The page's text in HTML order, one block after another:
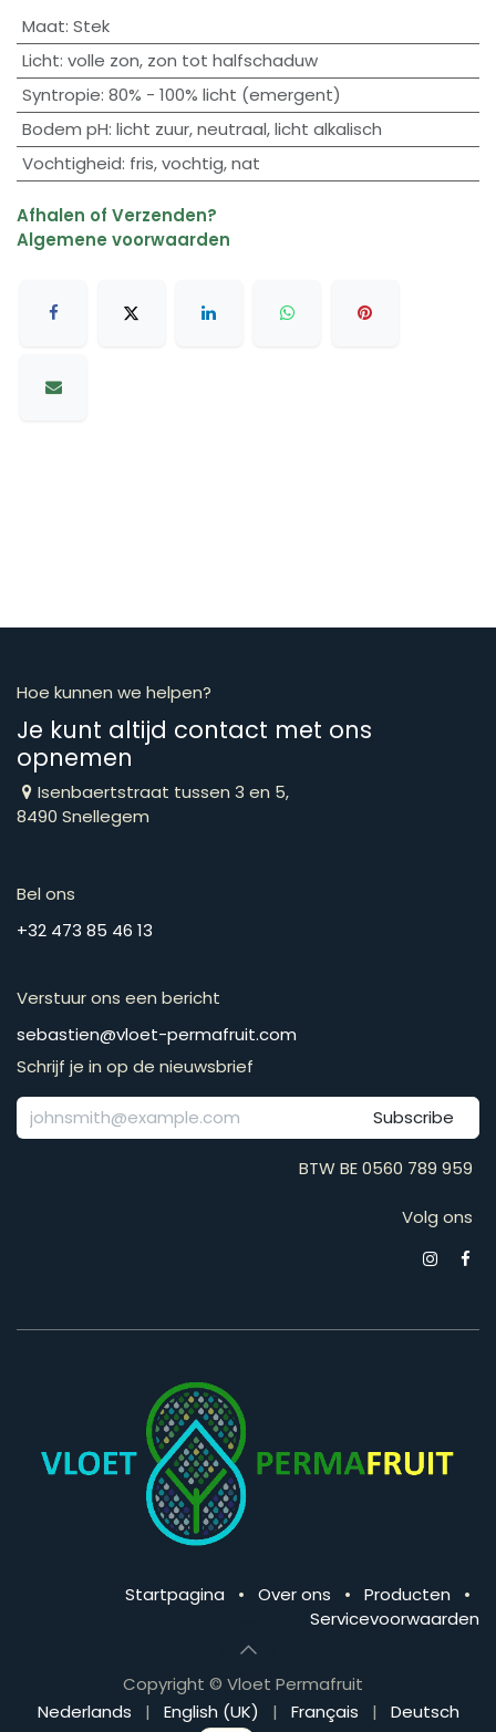
Maat: Stek
Licht: volle zon, zon tot halfschaduw
Syntropie: 80% - 100% licht (emergent)
Bodem pH: licht zuur,neutraal,licht alkalisch
Vochtigheid: fris,vochtig,nat
Afhalen of Verzenden?
Algemene voorwaarden
Hoe kunnen we helpen?
Je kunt altijd contact met ons
opnemen
Isenbaertstraat tussen 3 en 5,
8490 Snellegem
Bel ons
​​​​​​​​​​​​​​​​​​​​​​​+​3​2​ ​4​7​3​ ​8​5​ ​4​6​ ​1​3
Verstuur ons een bericht
​​​​​​​​​​​​​​​​​​​​​​​​​​​​s​e​b​a​s​t​i​e​n​@​v​l​o​e​t​-​p​e​r​m​a​f​r​u​it​.​c​o​m
Schrijf je in op de nieuwsbrief
Subscribe
BTW BE 0560 789 959
Volg ons
Startpagina • Over ons • Producten
•
Servicevoorwaarden
Copyright © Vloet Permafruit
Nederlands
| English (UK) | Français |
Deutsch